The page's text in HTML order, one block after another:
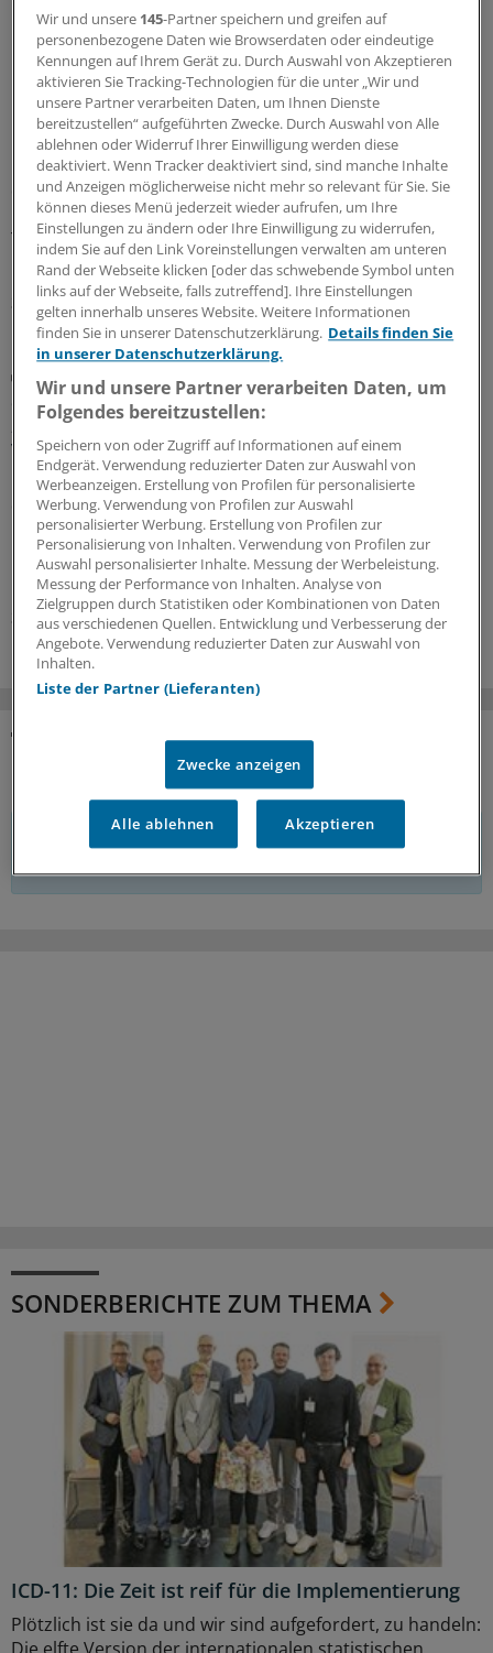
16.07.2026
Hauptstadtkongress
Umsetzung der Krankenhausreform: Länder
praktizieren die föderale Vielfalt
Hessen drückt auf die Tube, Niedersachsen schaut aus
der ersten Reihe zu und Berlin wartet auf Brandenburg:
Beim Hauptstadtkongress wurden unterschiedliche
Transformationspfade in eine neue
Krankenhausstruktur debattiert.
30.06.2026
Hauptstadtkongress
Suizidassistenz: Experten fürchten
„Goldgräberstimmung“ und fordern Schutz
vulnerabler Menschen
Die Haltung zur Suizidassistenz hat sich seit einem Urteil
des Bundesverfassungsgerichts weiterentwickelt. Eine
Initiative aus dem Bundestag will verhindern, dass
Menschen unter Druck gesetzt werden, ihr Leben zu
beenden.
30.06.2026
KOMMENTARE
Sie müssen angemeldet sein, um einen Kommentar
SONDERBERICHTE ZUM THEMA
ICD-11: Die Zeit ist reif für die Implementierung
Plötzlich ist sie da und wir sind aufgefordert, zu handeln:
Wir und unsere 145-Partner speichern und greifen auf
personenbezogene Daten wie Browserdaten oder eindeutige
Kennungen auf Ihrem Gerät zu. Durch Auswahl von Akzeptieren
aktivieren Sie Tracking-Technologien für die unter „Wir und
unsere Partner verarbeiten Daten, um Ihnen Dienste
bereitzustellen“ aufgeführten Zwecke. Durch Auswahl von Alle
ablehnen oder Widerruf Ihrer Einwilligung werden diese
deaktiviert. Wenn Tracker deaktiviert sind, sind manche Inhalte
und Anzeigen möglicherweise nicht mehr so relevant für Sie. Sie
können dieses Menü jederzeit wieder aufrufen, um Ihre
Einstellungen zu ändern oder Ihre Einwilligung zu widerrufen,
indem Sie auf den Link Voreinstellungen verwalten am unteren
Rand der Webseite klicken [oder das schwebende Symbol unten
links auf der Webseite, falls zutreffend]. Ihre Einstellungen
gelten innerhalb unseres Website. Weitere Informationen
finden Sie in unserer Datenschutzerklärung. Details finden Sie
in unserer Datenschutzerklärung.
Wir und unsere Partner verarbeiten Daten, um
Folgendes bereitzustellen:
Speichern von oder Zugriff auf Informationen auf einem
Endgerät. Verwendung reduzierter Daten zur Auswahl von
Werbeanzeigen. Erstellung von Profilen für personalisierte
Werbung. Verwendung von Profilen zur Auswahl
personalisierter Werbung. Erstellung von Profilen zur
Personalisierung von Inhalten. Verwendung von Profilen zur
Auswahl personalisierter Inhalte. Messung der Werbeleistung.
Messung der Performance von Inhalten. Analyse von
Zielgruppen durch Statistiken oder Kombinationen von Daten
aus verschiedenen Quellen. Entwicklung und Verbesserung der
Angebote. Verwendung reduzierter Daten zur Auswahl von
Inhalten.
Liste der Partner (Lieferanten)
Zwecke anzeigen
Alle ablehnen Akzeptieren